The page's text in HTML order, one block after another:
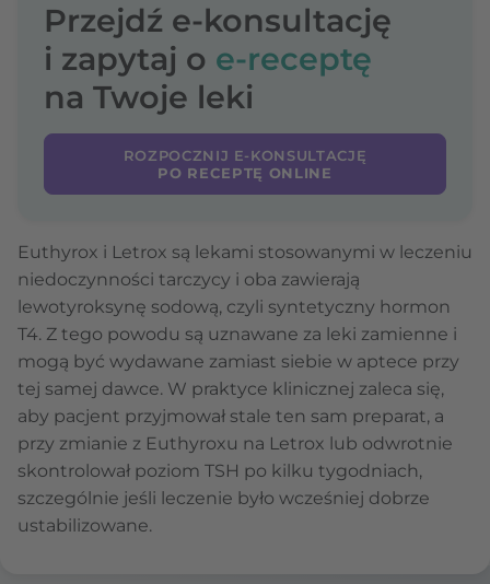
Przejdź e-konsultację
i zapytaj o e-receptę
na Twoje leki
ROZPOCZNIJ E-KONSULTACJĘ
PO RECEPTĘ ONLINE
Euthyrox i Letrox są lekami stosowanymi w leczeniu
niedoczynności tarczycy i oba zawierają
lewotyroksynę sodową, czyli syntetyczny hormon
T4. Z tego powodu są uznawane za leki zamienne i
mogą być wydawane zamiast siebie w aptece przy
tej samej dawce. W praktyce klinicznej zaleca się,
aby pacjent przyjmował stale ten sam preparat, a
przy zmianie z Euthyroxu na Letrox lub odwrotnie
skontrolował poziom TSH po kilku tygodniach,
szczególnie jeśli leczenie było wcześniej dobrze
ustabilizowane.